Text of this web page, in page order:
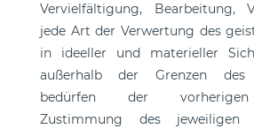
Vervielfältigung, Bearbeitung,
jede Art der Verwertung des
in ideeller und materieller
außerhalb der Grenzen des
bedürfen der
Zustimmung des jeweiligen